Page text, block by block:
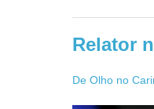
Relator
De Olho no